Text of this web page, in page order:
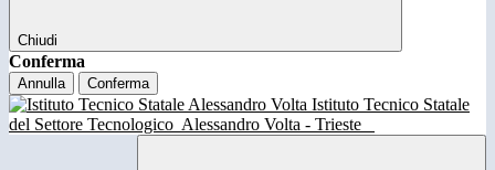
Chiudi
Conferma
Annulla Conferma
Istituto Tecnico Statale
del Settore Tecnologico Alessandro Volta - Trieste